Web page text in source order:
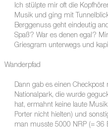
Ich stülpte mir oft die
Musik und ging mit
Berggenuss geht eindeutig
Spaß? War es denen egal?
Griesgram unterwegs und
Wanderpfad
Dann gab es einen
Nationalpark, die wurde
hat, ermahnt keine laute
Porter nicht hielten) und
man musste 5000 NRP (= 36